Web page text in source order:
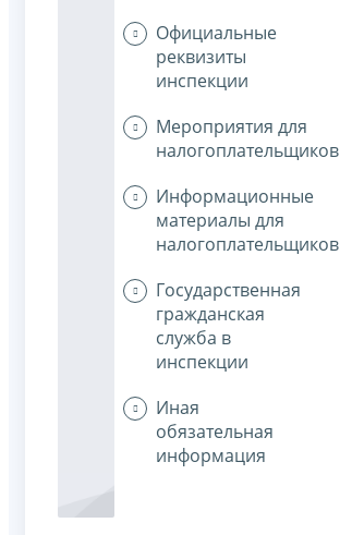
Официальные
реквизиты
инспекции
Мероприятия для
налогоплательщиков
Информационные
материалы для
налогоплательщиков
Государственная
гражданская
служба в
инспекции
Иная
обязательная
информация